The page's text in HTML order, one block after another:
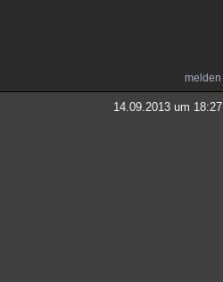
melden
14.09.2013 um 18:27